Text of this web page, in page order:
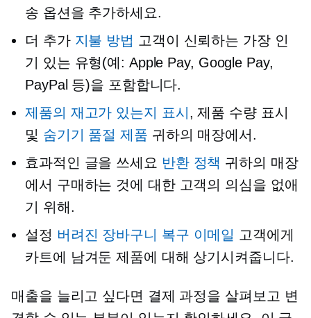
송 옵션을 추가하세요.
더 추가 지불 방법 고객이 신뢰하는 가장 인
기 있는 유형(예: Apple Pay, Google Pay,
PayPal 등)을 포함합니다.
제품의 재고가 있는지 표시 , 제품 수량 표시
및 숨기기 품절 제품 귀하의 매장에서.
효과적인 글을 쓰세요 반환 정책 귀하의 매장
에서 구매하는 것에 대한 고객의 의심을 없애
기 위해.
설정 버려진 장바구니 복구 이메일 고객에게
카트에 남겨둔 제품에 대해 상기시켜줍니다.
매출을 늘리고 싶다면 결제 과정을 살펴보고 변